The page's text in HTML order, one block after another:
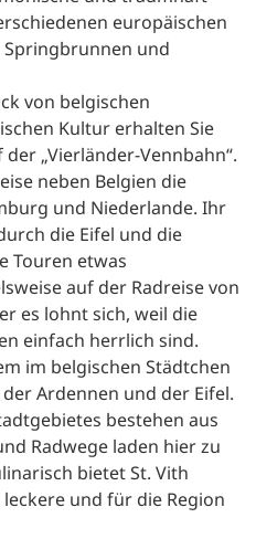
europäischen
Springbrunnen und
von belgischen
Kultur erhalten Sie
„Vierländer-Vennbahn“.
neben Belgien die
und Niederlande. Ihr
die Eifel und die
Touren etwas
auf der Radreise von
es lohnt sich, weil die
einfach herrlich sind.
im belgischen Städtchen
Ardennen und der Eifel.
bestehen aus
Radwege laden hier zu
bietet St. Vith
und für die Region